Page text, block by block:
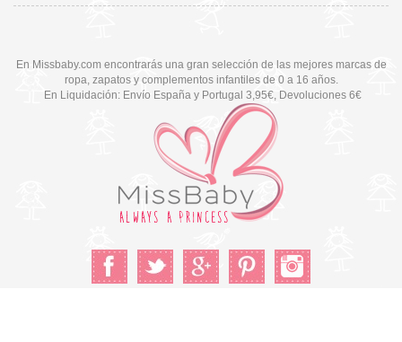
En Missbaby.com encontrarás una gran selección de las mejores marcas de
ropa, zapatos y complementos infantiles de 0 a 16 años.
En Liquidación: Envío España y Portugal 3,95€, Devoluciones 6€